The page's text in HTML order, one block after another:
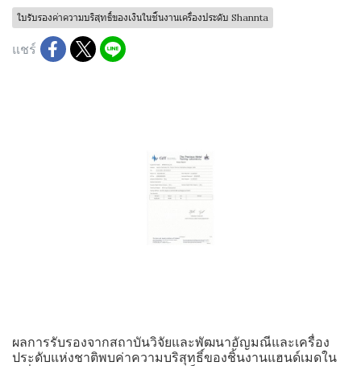
ใบรับรองค่าความบริสุทธิ์ของเงินในชิ้นงานเครื่องประดับ Shannta
แชร์
ผลการรับรองจากสถาบันวิจัยและพัฒนาอัญมณีและเครื่อง
ประดับแห่งชาติพบค่าความบริสุทธิ์ของชิ้นงานแฮนด์เมดใน